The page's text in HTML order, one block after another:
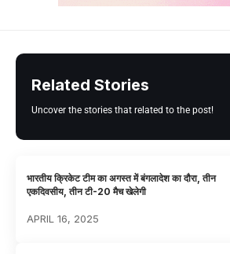
Related Stories
Uncover the stories that related to the post!
भारतीय क्रिकेट टीम का अगस्त में बंगलादेश का दौरा, तीन
एकदिवसीय, तीन टी-20 मैच खेलेगी
APRIL 16, 2025